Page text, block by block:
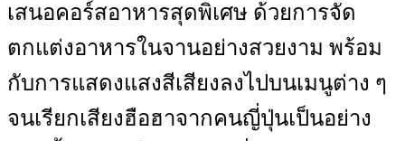
เสนอคอร์สอาหารสุดพิเศษ ด้วยการจัด
ตกแต่งอาหารในจานอย่างสวยงาม พร้อม
กับการแสดงแสงสีเสียงลงไปบนเมนูต่าง ๆ
จนเรียกเสียงฮือฮาจากคนญี่ปุ่นเป็นอย่าง